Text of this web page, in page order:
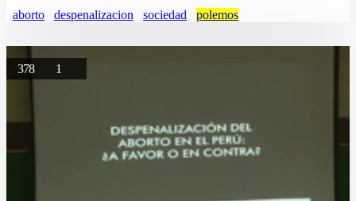
aborto despenalizacion sociedad polemos
378 1